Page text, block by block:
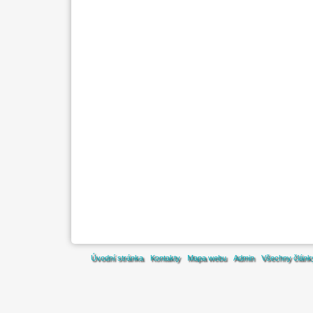
Úvodní stránka Kontakty Mapa webu Admin Všechny